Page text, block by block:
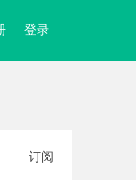
登录
订阅